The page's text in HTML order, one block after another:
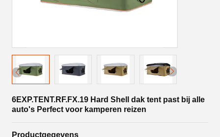
6EXP.TENT.RF.FX.19 Hard Shell dak tent past bij alle
auto's Perfect voor kamperen reizen
Productgegevens